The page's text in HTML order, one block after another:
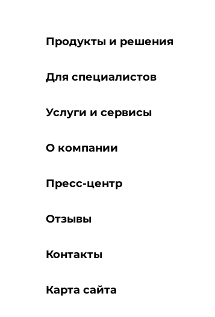
Продукты и решения
Для специалистов
Услуги и сервисы
О компании
Пресс-центр
Отзывы
Контакты
Карта сайта